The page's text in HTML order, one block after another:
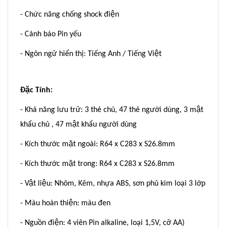
- Chức năng chống shock điện
- Cảnh báo Pin yếu
- Ngôn ngữ hiển thị: Tiếng Anh / Tiếng Việt
Đặc Tính:
- Khả năng lưu trữ: 3 thẻ chủ, 47 thẻ người dùng, 3 mật
khẩu chủ , 47 mật khẩu người dùng
- Kích thước mặt ngoài: R64 x C283 x S26.8mm
- Kích thước mặt trong: R64 x C283 x S26.8mm
- Vật liệu: Nhôm, Kẽm, nhựa ABS, sơn phủ kim loại 3 lớp
- Màu hoàn thiện: màu đen
- Nguồn điện: 4 viên Pin alkaline, loại 1,5V, cỡ AA)